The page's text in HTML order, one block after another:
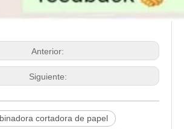
Anterior:
Siguiente:
cortadora de papel